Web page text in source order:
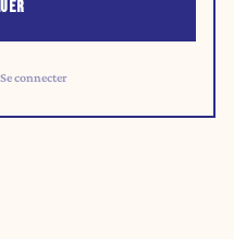
Se connecter